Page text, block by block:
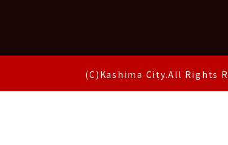
(C)Kashima City.All Rights